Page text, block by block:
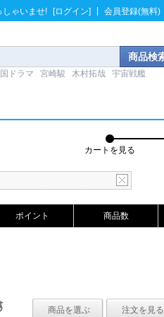
しゃいませ! [ログイン] 会員登録(無料)
ドラマ 宮崎駿 木村拓哉 宇宙戦艦
カートを見る
ポイント 商品数
商品を選ぶ 注文を見る